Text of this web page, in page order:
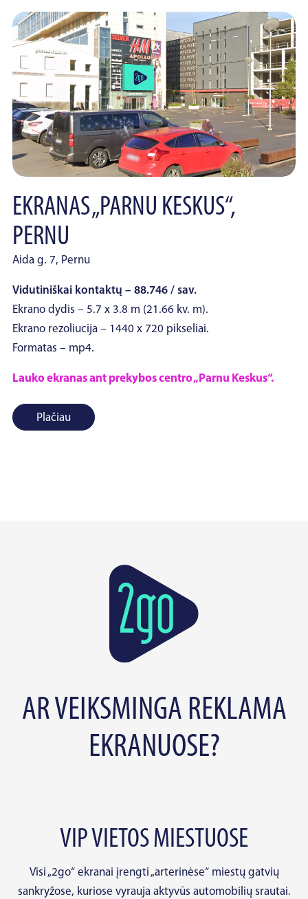
EKRANAS „PARNU KESKUS“,
PERNU
Aida g. 7, Pernu
Vidutiniškai kontaktų – 88.746 / sav.
Ekrano dydis – 5.7 x 3.8 m (21.66 kv. m).
Ekrano rezoliucija – 1440 x 720 pikseliai.
Formatas – mp4.
Lauko ekranas ant prekybos centro „Parnu Keskus“.
Plačiau
AR VEIKSMINGA REKLAMA
EKRANUOSE?
VIP VIETOS MIESTUOSE
Visi „2go“ ekranai įrengti „arterinėse“ miestų gatvių
sankryžose, kuriose vyrauja aktyvūs automobilių srautai.